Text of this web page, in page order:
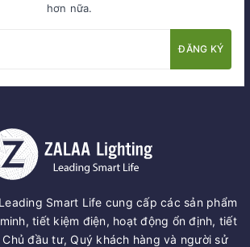
hơn nữa.
ĐĂNG KÝ
Smart Life cung cấp các sản phẩm
tiết kiệm điện, hoạt động ổn định, tiết
đầu tư, Quý khách hàng và người sử